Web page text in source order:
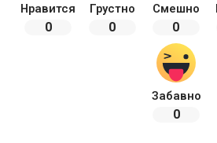
Нравится
0
Грустно
0
Смешно
0
Забавно
0